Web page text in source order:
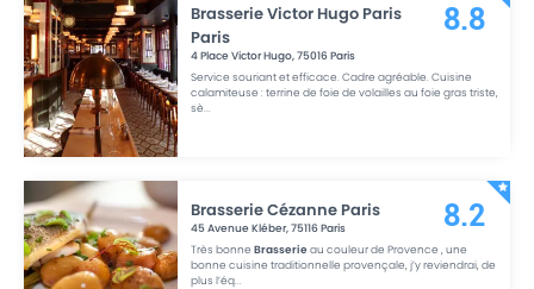
Brasserie Victor Hugo Paris
Paris
4 Place Victor Hugo,75016Paris
Service souriant et efficace. Cadre agréable. Cuisine
calamiteuse : terrine de foie de volailles au foie gras triste,
sè...
8.8
Brasserie Cézanne Paris
45 Avenue Kléber,75116Paris
Très bonneBrasserieau couleur de Provence , une
bonne cuisine traditionnelle provençale, j’y reviendrai, de
plus l’éq...
8.2